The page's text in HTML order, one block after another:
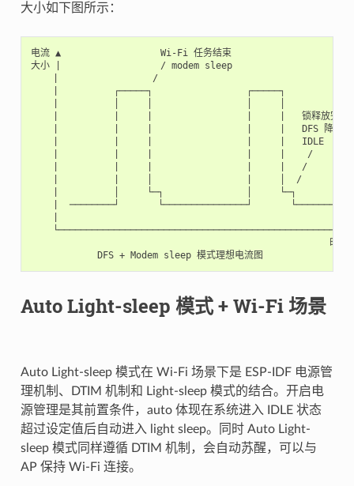
大小如下图所示：
电流 ▲                  Wi-Fi 任务结束
大小 |                  / modem sleep
    |                 /
    |          ┌─────┐                 ┌─────┐
    |          |     |                 |     |   锁释放完
    |          |     |                 |     |   DFS 降频
    |          |     |                 |     |   IDLE
    |          |     |                 |     |    /
    |          |     |                 |     |   /
    |          |     │                 |     │  /
    |          │     └─┐               │     └─┐
    |  ────────┘       └───────────────┘       └─────────
                                                      时间
Auto Light-sleep 模式 + Wi-Fi 场景
Auto Light-sleep 模式在 Wi-Fi 场景下是 ESP-IDF 电源管
理机制、DTIM 机制和 Light-sleep 模式的结合。开启电
源管理是其前置条件，auto 体现在系统进入 IDLE 状态
超过设定值后自动进入 light sleep。同时 Auto Light-
sleep 模式同样遵循 DTIM 机制，会自动苏醒，可以与
AP 保持 Wi-Fi 连接。